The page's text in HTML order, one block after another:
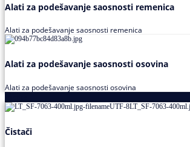
Alati za podešavanje saosnosti remenica
Alati za podešavanje saosnosti remenica
Alati za podešavanje saosnosti osovina
Alati za podešavanje saosnosti osovina
Čistači